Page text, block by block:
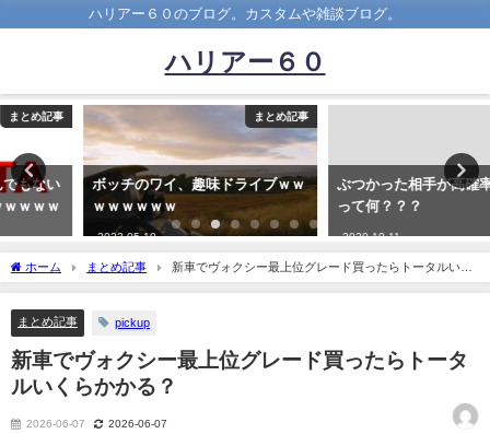
ハリアー６０のブログ。カスタムや雑談ブログ。
ハリアー６０
ボッチのワイ、趣味ドライブｗｗ
ｗｗｗｗｗｗ
2023-05-10
ぶつかった相手が高確率で死ぬ車
って何？？？
2020-10-11
ホーム まとめ記事
新車でヴォクシー最上位グレード買ったらトータルいく
らかかる？
まとめ記事 pickup
新車でヴォクシー最上位グレード買ったらトータ
ルいくらかかる？
2026-06-07 2026-06-07